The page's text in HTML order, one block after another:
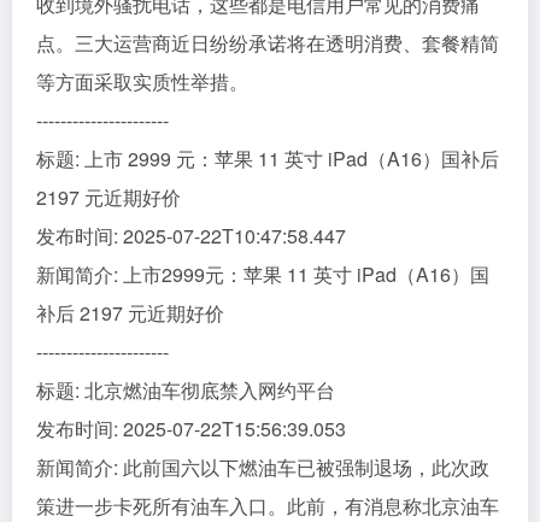
点。三大运营商近日纷纷承诺将在透明消费、套餐精简
等方面采取实质性举措。
----------------------
标题: 上市 2999 元：苹果 11 英寸 iPad（A16）国补后
2197 元近期好价
发布时间: 2025-07-22T10:47:58.447
新闻简介: 上市2999元：苹果 11 英寸 iPad（A16）国
补后 2197 元近期好价
----------------------
标题: 北京燃油车彻底禁入网约平台
发布时间: 2025-07-22T15:56:39.053
新闻简介: 此前国六以下燃油车已被强制退场，此次政
策进一步卡死所有油车入口。此前，有消息称北京油车